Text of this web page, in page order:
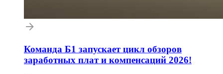
Команда Б1 запускает цикл обзоров
заработных плат и компенсаций 2026!